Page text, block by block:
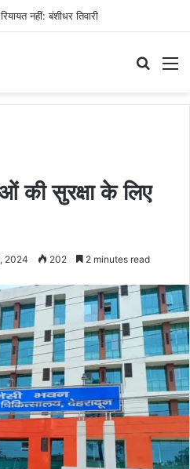
नहीं: बंशीधर तिवारी
की सुरक्षा के लिए
2024 202 2 minutes read